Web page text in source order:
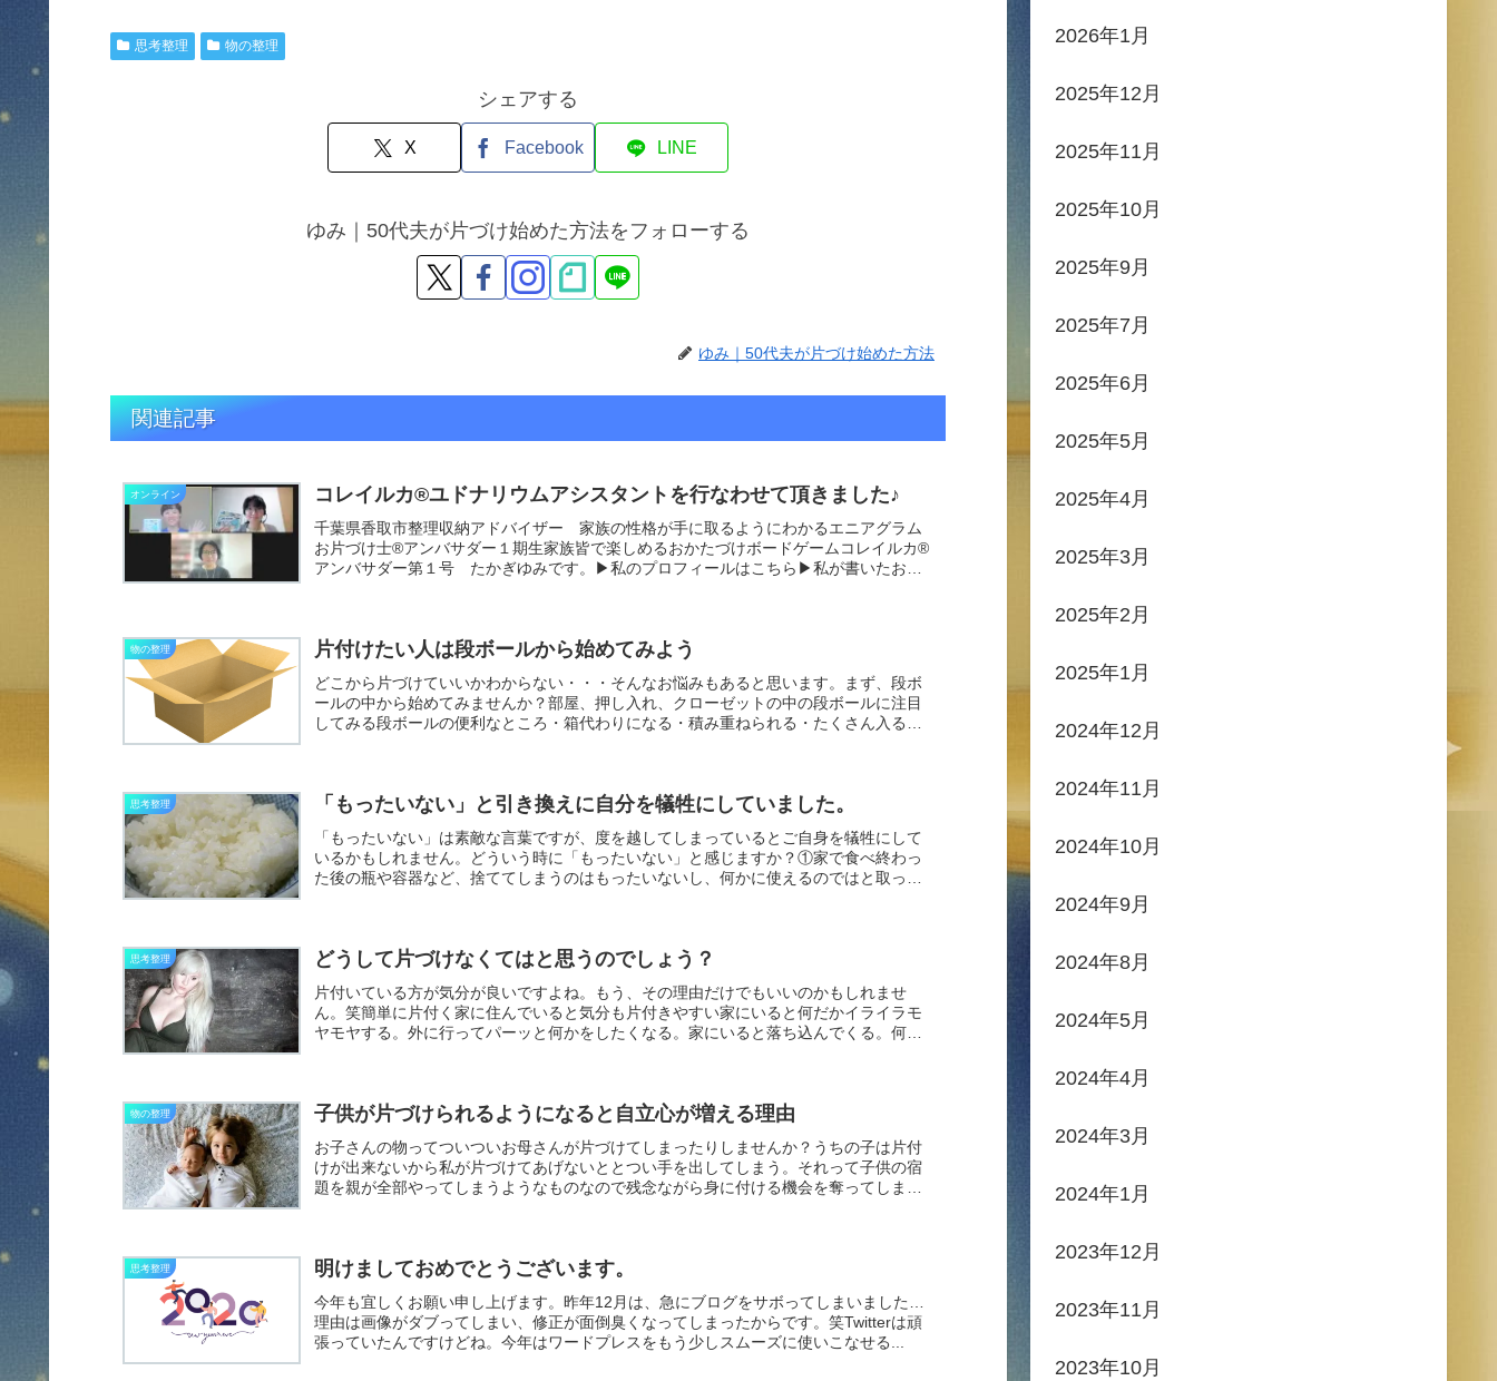
思考整理 物の整理
シェアする
X Facebook LINE
ゆみ｜50代夫が片づけ始めた方法をフォローする
ゆみ｜50代夫が片づけ始めた方法
関連記事
オンライン コレイルカ®ユドナリウムアシスタントを行なわせて頂きました♪
千葉県香取市整理収納アドバイザー 家族の性格が手に取るようにわかるエニアグラム
お片づけ士®アンバサダー１期生家族皆で楽しめるおかたづけボードゲームコレイルカ®
アンバサダー第１号 たかぎゆみです。▶私のプロフィールはこちら▶私が書いたお片
物の整理 片付けたい人は段ボールから始めてみよう
どこから片づけていいかわからない・・・そんなお悩みもあると思います。まず、段ボ
ールの中から始めてみませんか？部屋、押し入れ、クローゼットの中の段ボールに注目
してみる段ボールの便利なところ・箱代わりになる・積み重ねられる・たくさん入る・
思考整理 「もったいない」と引き換えに自分を犠牲にしていました。
「もったいない」は素敵な言葉ですが、度を越してしまっているとご自身を犠牲にして
いるかもしれません。どういう時に「もったいない」と感じますか？①家で食べ終わっ
た後の瓶や容器など、捨ててしまうのはもったいないし、何かに使えるのではと取って
思考整理 どうして片づけなくてはと思うのでしょう？
片付いている方が気分が良いですよね。もう、その理由だけでもいいのかもしれませ
ん。笑簡単に片付く家に住んでいると気分も片付きやすい家にいると何だかイライラモ
ヤモヤする。外に行ってパーッと何かをしたくなる。家にいると落ち込んでくる。何か
物の整理 子供が片づけられるようになると自立心が増える理由
お子さんの物ってついついお母さんが片づけてしまったりしませんか？うちの子は片付
けが出来ないから私が片づけてあげないととつい手を出してしまう。それって子供の宿
題を親が全部やってしまうようなものなので残念ながら身に付ける機会を奪ってしまっ
思考整理 明けましておめでとうございます。
今年も宜しくお願い申し上げます。昨年12月は、急にブログをサボってしまいました…
理由は画像がダブってしまい、修正が面倒臭くなってしまったからです。笑Twitterは頑
張っていたんですけどね。今年はワードプレスをもう少しスムーズに使いこなせる...
2026年1月
2025年12月
2025年11月
2025年10月
2025年9月
2025年7月
2025年6月
2025年5月
2025年4月
2025年3月
2025年2月
2025年1月
2024年12月
2024年11月
2024年10月
2024年9月
2024年8月
2024年5月
2024年4月
2024年3月
2024年1月
2023年12月
2023年11月
2023年10月